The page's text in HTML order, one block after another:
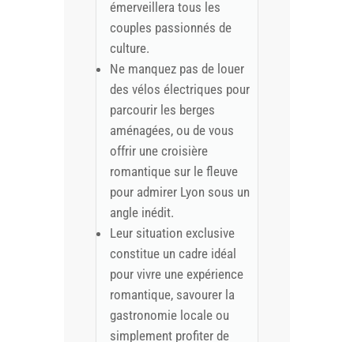
émerveillera tous les
couples passionnés de
culture.
Ne manquez pas de louer
des vélos électriques pour
parcourir les berges
aménagées, ou de vous
offrir une croisière
romantique sur le fleuve
pour admirer Lyon sous un
angle inédit.
Leur situation exclusive
constitue un cadre idéal
pour vivre une expérience
romantique, savourer la
gastronomie locale ou
simplement profiter de